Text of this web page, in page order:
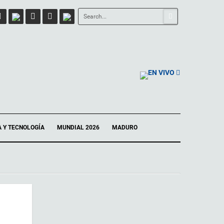
EN VIVO
Y TECNOLOGÍA MUNDIAL 2026 MADURO